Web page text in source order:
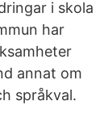
i skola
har
annat om
språkval.